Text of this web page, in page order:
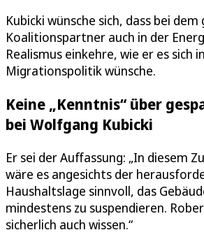
Kubicki wünsche sich, dass bei dem
Koalitionspartner auch in der
Realismus einkehre, wie er es sich
Migrationspolitik wünsche.
Keine „Kenntnis“ über
bei Wolfgang Kubicki
Er sei der Auffassung: „In diesem
wäre es angesichts der
Haushaltslage sinnvoll, das
mindestens zu suspendieren.
sicherlich auch wissen.“